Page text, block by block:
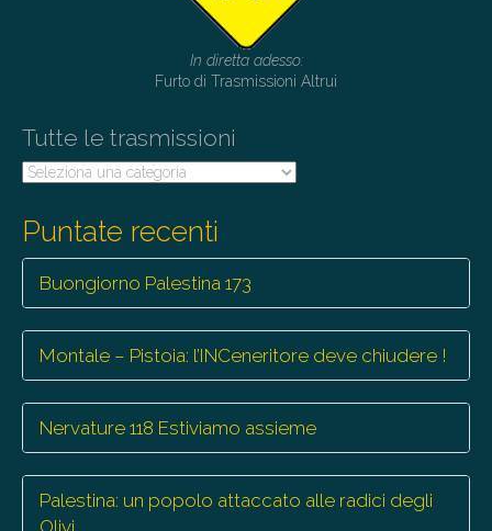
n
In diretta adesso:
Furto di Trasmissioni Altrui
Tutte le trasmissioni
Tutte
Puntate recenti
Buongiorno Palestina 173
Montale – Pistoia: l’INCeneritore deve chiudere !
Nervature 118 Estiviamo assieme
Palestina: un popolo attaccato alle radici degli